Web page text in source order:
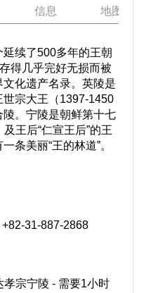
信息 地图
续了500多年的王朝
得几乎完好无损而被
化遗产名录。英陵是
宗大王（1397-1450
。宁陵是朝鲜第十七
王后“仁宣王后”的王
条美丽“王的林道”。
31-887-2868
宗宁陵 - 需要1小时